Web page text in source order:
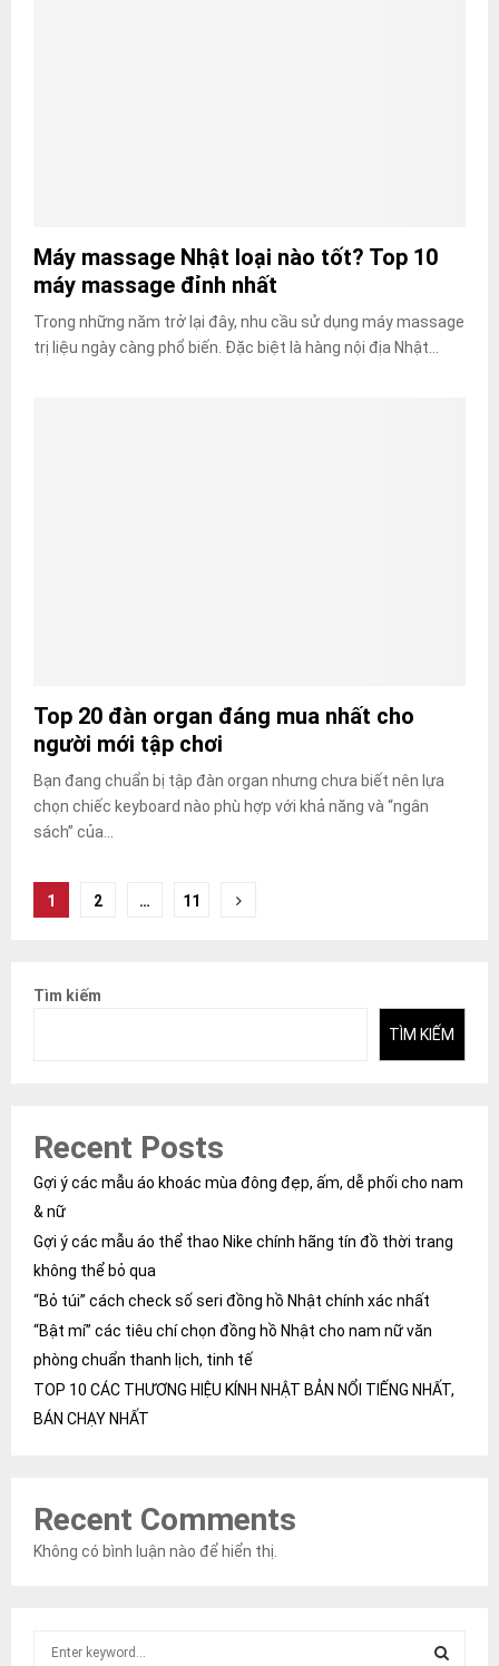
Máy massage Nhật loại nào tốt? Top 10
máy massage đỉnh nhất
Trong những năm trở lại đây, nhu cầu sử dụng máy massage
trị liệu ngày càng phổ biến. Đặc biệt là hàng nội địa Nhật...
Top 20 đàn organ đáng mua nhất cho
người mới tập chơi
Bạn đang chuẩn bị tập đàn organ nhưng chưa biết nên lựa
chọn chiếc keyboard nào phù hợp với khả năng và “ngân
sách” của...
Phân
bài
1 2 … 11
Tìm kiếm
TÌM KIẾM
Recent Posts
Gợi ý các mẫu áo khoác mùa đông đẹp, ấm, dễ phối cho nam
& nữ
Gợi ý các mẫu áo thể thao Nike chính hãng tín đồ thời trang
không thể bỏ qua
“Bỏ túi” cách check số seri đồng hồ Nhật chính xác nhất
“Bật mí” các tiêu chí chọn đồng hồ Nhật cho nam nữ văn
phòng chuẩn thanh lịch, tinh tế
TOP 10 CÁC THƯƠNG HIỆU KÍNH NHẬT BẢN NỔI TIẾNG NHẤT,
BÁN CHẠY NHẤT
Recent Comments
Không có bình luận nào để hiển thị.